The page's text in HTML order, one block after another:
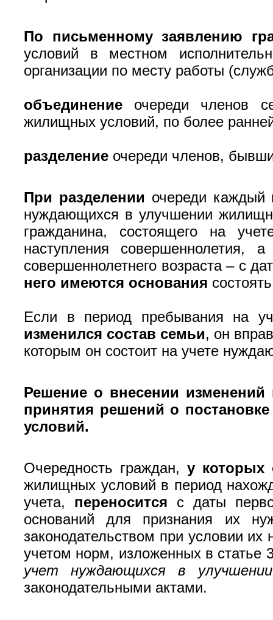
По письменному заявлению
условий в местном
организации по месту работы
объединение очереди членов
жилищных условий, по более
разделение очереди членов,
При разделении очереди
нуждающихся в улучшении
гражданина, состоящего на
наступления
совершеннолетнего возраста – с
него имеются основания
Если в период пребывания на
изменился состав семьи, он
которым он состоит на учете
Решение о внесении
принятия решений о
условий.
Очередность граждан,у которых
жилищных условий в период
учета, переносится с даты
оснований для признания их
законодательством при условии
учетом норм, изложенных в статье
учет нуждающихся в
законодательными актами.